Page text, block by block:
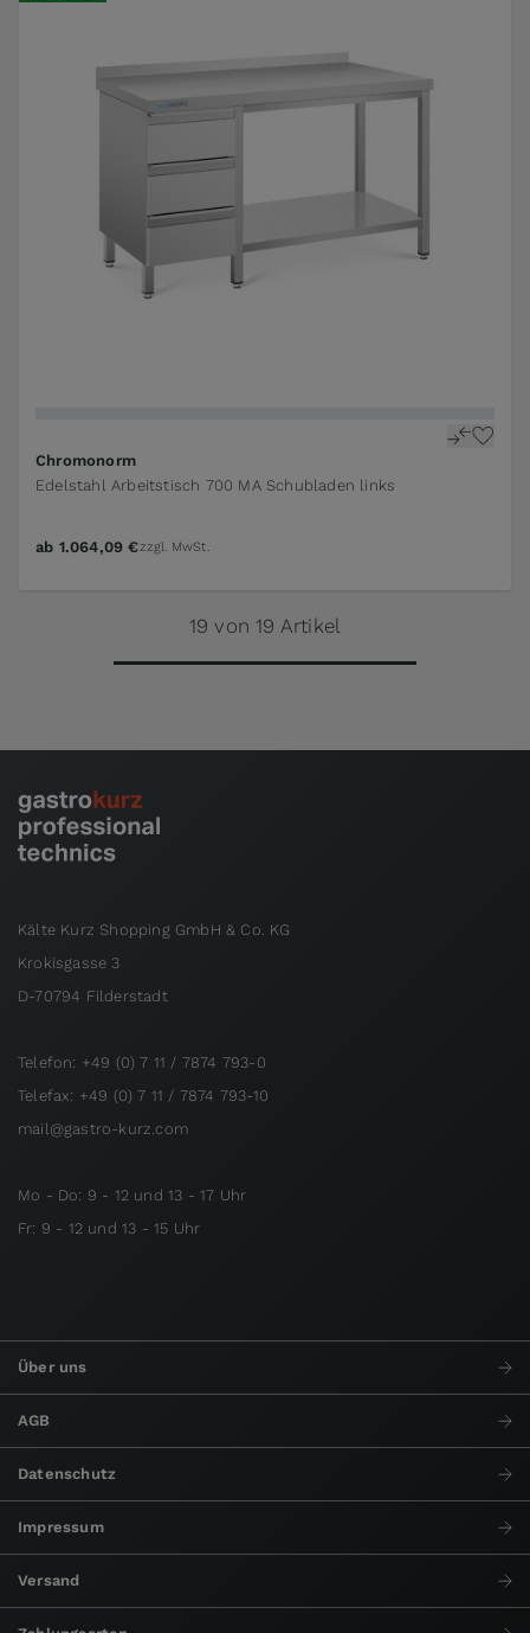
Chromonorm
Edelstahl Arbeitstisch 700 MA Schubladen links
The price depends on the options chosen on the
ab 1.064,09 €zzgl. MwSt.
19 von 19 Artikel
Kälte Kurz Shopping GmbH & Co. KG
Krokisgasse 3
D-70794 Filderstadt
Telefon: +49 (0) 7 11 / 7874 793-0
Telefax: +49 (0) 7 11 / 7874 793-10
mail@gastro-kurz.com
Mo - Do: 9 - 12 und 13 - 17 Uhr
Fr: 9 - 12 und 13 - 15 Uhr
Über uns
AGB
Datenschutz
Impressum
Versand